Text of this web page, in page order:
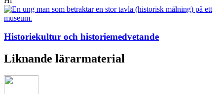
Historiekultur och historiemedvetande
Liknande lärarmaterial